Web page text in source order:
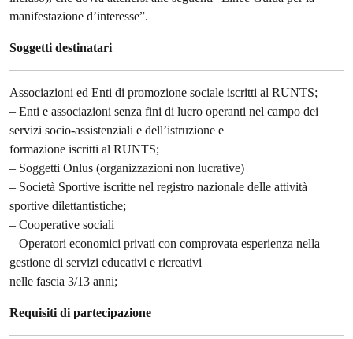
manifestazione d’interesse”.
Soggetti destinatari
Associazioni ed Enti di promozione sociale iscritti al RUNTS;
– Enti e associazioni senza fini di lucro operanti nel campo dei
servizi socio-assistenziali e dell’istruzione e
formazione iscritti al RUNTS;
– Soggetti Onlus (organizzazioni non lucrative)
– Società Sportive iscritte nel registro nazionale delle attività
sportive dilettantistiche;
– Cooperative sociali
– Operatori economici privati con comprovata esperienza nella
gestione di servizi educativi e ricreativi
nelle fascia 3/13 anni;
Requisiti di partecipazione